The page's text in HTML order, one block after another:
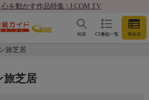
心を動かす作品特集 | J:COM TV
CS番組一覧 番組表
検索
旅芝居
旅芝居